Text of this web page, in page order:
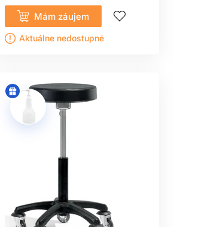
Mám záujem
Aktuálne nedostupné